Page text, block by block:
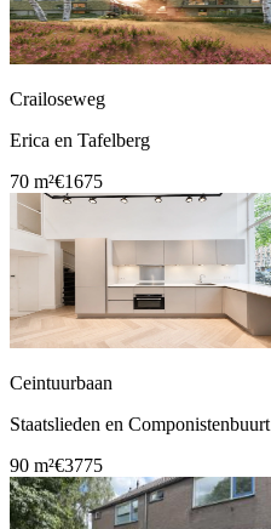
Crailoseweg
Erica en Tafelberg
70 m²€1675
Ceintuurbaan
Staatslieden en Componistenbuurt
90 m²€3775